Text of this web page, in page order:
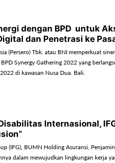
dengan BPD untuk
dan Penetrasi ke
(Persero) Tbk. atau BNI memperkuat
Synergy Gathering 2022 yang
di kawasan Nusa Dua, Bali.
Internasional,
(IFG), BUMN Holding Asuransi,
dalam mewujudkan lingkungan kerja